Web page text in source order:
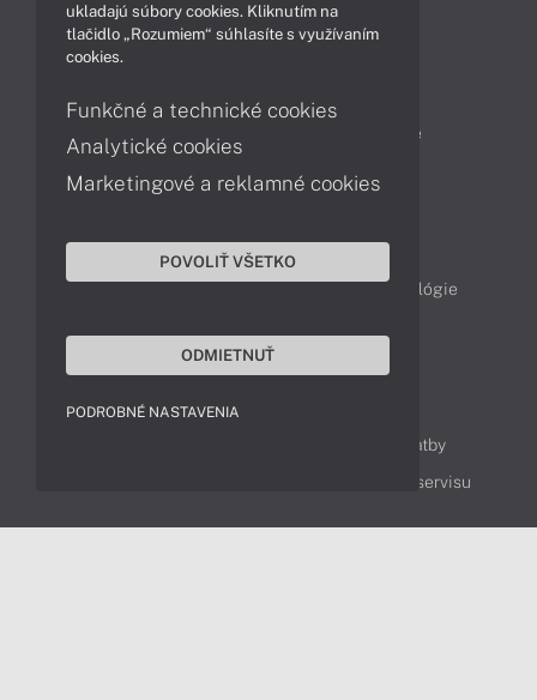
Vyhlásenie o prístupnosti
Stolné počítače
Články
Technológie
Možnosti doručenia a platby
Cenník servisu
ukladajú súbory cookies. Kliknutím na
tlačidlo „Rozumiem“ súhlasíte s využívaním
cookies.
Funkčné a technické cookies
Analytické cookies
Marketingové a reklamné cookies
POVOLIŤ VŠETKO
ODMIETNUŤ
PODROBNÉ NASTAVENIA